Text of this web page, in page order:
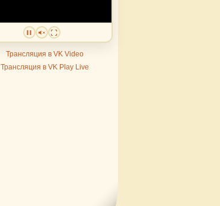
Трансляция в VK Video
Трансляция в VK Play Live